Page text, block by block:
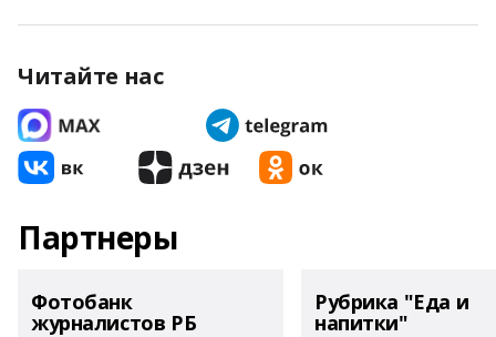
Читайте нас
Партнеры
Фотобанк
журналистов РБ
Рубрика "Еда и
напитки"